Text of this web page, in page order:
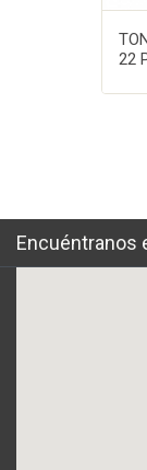
22
Encuéntranos